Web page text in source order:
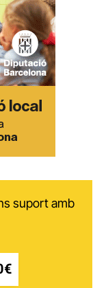
suport amb